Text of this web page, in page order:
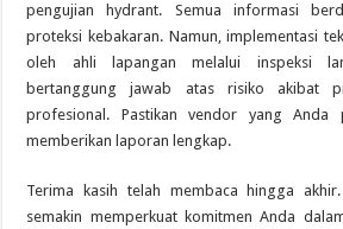
pengujian hydrant. Semua informasi
proteksi kebakaran. Namun, implementasi
oleh ahli lapangan melalui inspeksi
bertanggung jawab atas risiko akibat
profesional. Pastikan vendor yang Anda
memberikan laporan lengkap.
Terima kasih telah membaca hingga
semakin memperkuat komitmen Anda